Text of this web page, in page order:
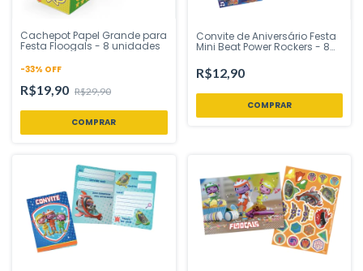
Cachepot Papel Grande para
Festa Floogals - 8 unidades
-33% OFF
R$19,90 R$29,90
Convite de Aniversário Festa
Mini Beat Power Rockers - 8
sua Festa Loja
R$12,90